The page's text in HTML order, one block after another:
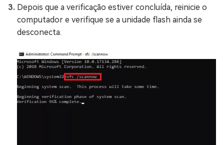
Depois que a verificação estiver concluída, reinicie o
computador e verifique se a unidade flash ainda se
desconecta.